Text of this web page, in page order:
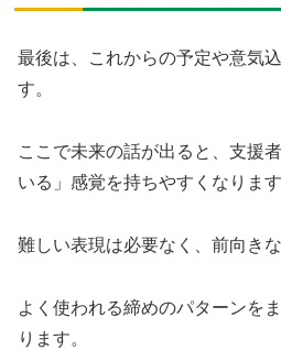
最後は、これからの予定や意気
す。
ここで未来の話が出ると、支援
いる」感覚を持ちやすくなります
難しい表現は必要なく、前向き
よく使われる締めのパターンを
ります。